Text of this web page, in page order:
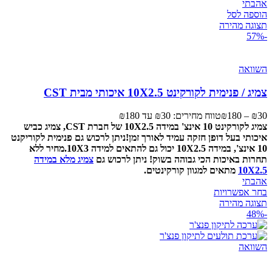
אהבתי
הוספה לסל
תצוגה מהירה
-57%
השוואה
צמיג / פנימית לקורקינט 10X2.5 איכותי מבית CST
₪30
–
₪180
טווח מחירים: ⁦₪30⁩ עד ⁦₪180⁩
צמיג לקורקינט 10 אינצ' במידה 10X2.5 של חברת CST, צמיג כביש
איכותי בעל דופן חזקה עמיד לאורך זמן!ניתן לרכוש גם פנימית לקוריקנט
10 אינצ', במידה 10X2.5 יכול גם להתאים למידה 10X3.
מחיר ללא
תחרות באיכות הכי גבוהה בשוק! ניתן לרכוש גם צמיג מלא במידה
10X2.5 מתאים למגוון קורקינטים.
אהבתי
בחר אפשרויות
תצוגה מהירה
-48%
השוואה